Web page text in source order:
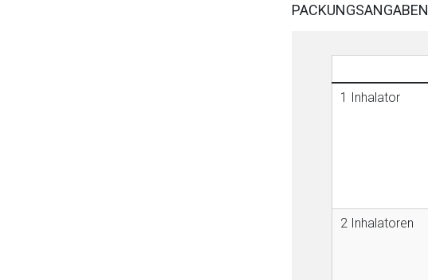
PACKUNGSANGABEN
1 Inhalator
2 Inhalatoren